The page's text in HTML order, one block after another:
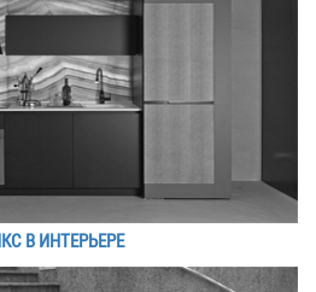
В ИНТЕРЬЕРЕ